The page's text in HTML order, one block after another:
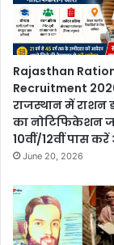
Rajasthan
Recruitment
राजस्थान में राशन
का नोटिफिकेशन
10वीं/12वीं पास
June 20, 2026